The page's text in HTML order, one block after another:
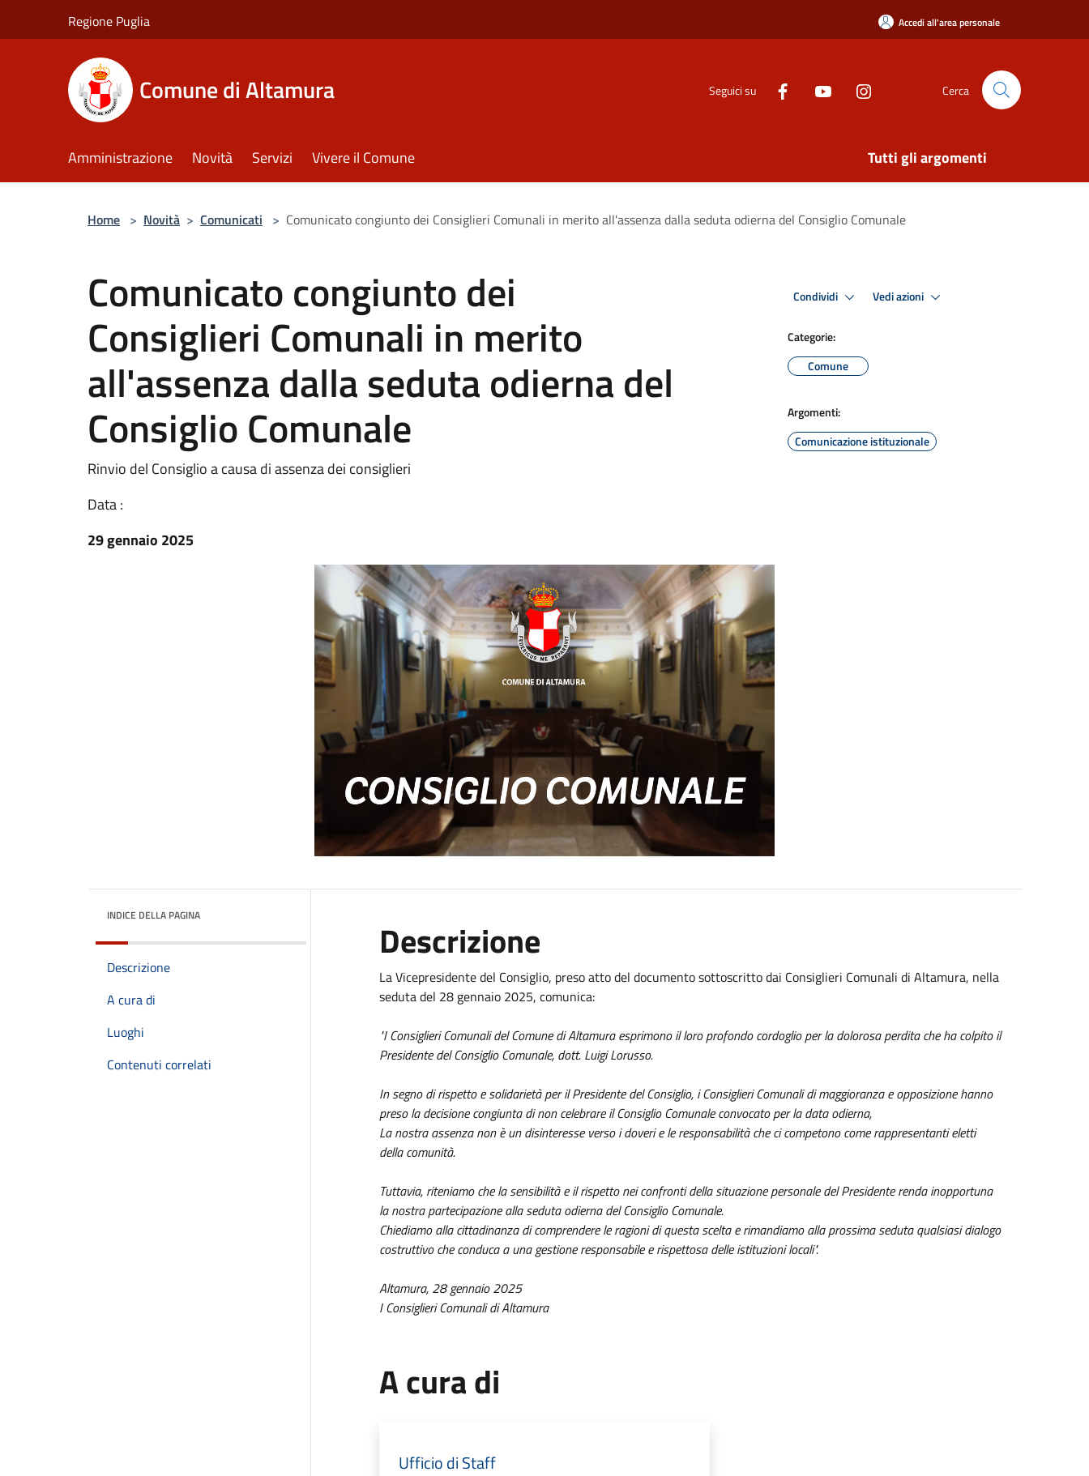
Regione Puglia Accedi all'area personale
Comune di Altamura Seguici su Cerca
Amministrazione Novità Servizi Vivere il Comune Tutti gli argomenti
Home > Novità > Comunicati > Comunicato congiunto dei Consiglieri Comunali in merito all'assenza dalla seduta odierna del Consiglio Comunale
Comunicato congiunto dei
Consiglieri Comunali in merito
all'assenza dalla seduta odierna del
Consiglio Comunale
Rinvio del Consiglio a causa di assenza dei consiglieri
Data :
29 gennaio 2025
Condividi Vedi azioni
Categorie:
Comune
Argomenti:
Comunicazione istituzionale
INDICE DELLA PAGINA
Descrizione
A cura di
Luoghi
Contenuti correlati
Descrizione
La Vicepresidente del Consiglio, preso atto del documento sottoscritto dai Consiglieri Comunali di Altamura, nella
seduta del 28 gennaio 2025, comunica:
"I Consiglieri Comunali del Comune di Altamura esprimono il loro profondo cordoglio per la dolorosa perdita che ha colpito il
Presidente del Consiglio Comunale, dott. Luigi Lorusso.
In segno di rispetto e solidarietà per il Presidente del Consiglio, i Consiglieri Comunali di maggioranza e opposizione hanno
preso la decisione congiunta di non celebrare il Consiglio Comunale convocato per la data odierna,
La nostra assenza non è un disinteresse verso i doveri e le responsabilità che ci competono come rappresentanti eletti
della comunità.
Tuttavia, riteniamo che la sensibilità e il rispetto nei confronti della situazione personale del Presidente renda inopportuna
la nostra partecipazione alla seduta odierna del Consiglio Comunale.
Chiediamo alla cittadinanza di comprendere le ragioni di questa scelta e rimandiamo alla prossima seduta qualsiasi dialogo
costruttivo che conduca a una gestione responsabile e rispettosa delle istituzioni locali".
Altamura, 28 gennaio 2025
I Consiglieri Comunali di Altamura
A cura di
Ufficio di Staff